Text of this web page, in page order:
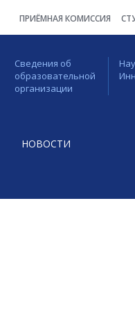
ПРИЁМНАЯ КОМИССИЯ
Сведения об
образовательной
организации
НОВОСТИ